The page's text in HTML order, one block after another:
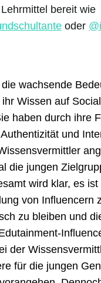
bereit wie
oder
wachsende
Wissen auf
haben durch ihre
und
die jungen
wird klar, es
von Influencern
zu bleiben und
der
für die jungen